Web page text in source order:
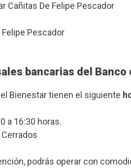
Cañitas De Felipe Pescador
Felipe Pescador
bancarias del
Bienestar tienen el siguiente
a 16:30 horas.
Cerrados
podrás operar con